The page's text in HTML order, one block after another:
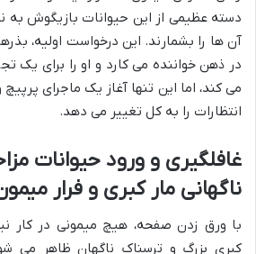
دسته عظیمی از این حیوانات بازیگوش به
آن ها را بشمارند. این درخواست اولیه،
در ذهن خواننده می کارد و او را برای یک
می کند، اما این تنها آغاز یک ماجرای
انتظارات را به کل تغییر می دهد.
غافلگیری و ورود حیوانات
ناگهانی مار کبری و فرار
با ورق زدن صفحه، هیچ میمونی در کار
کبری بزرگ و ترسناک ناگهان ظاهر می